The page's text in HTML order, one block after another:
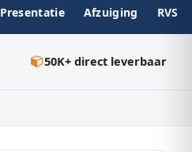
Presentatie Afzuiging RVS
50K+ direct leverbaar